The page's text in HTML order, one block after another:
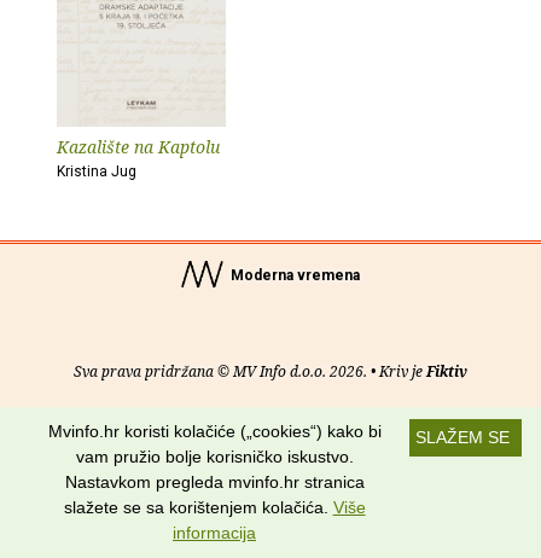
Kazalište na Kaptolu
Kristina Jug
Moderna vremena
Sva prava pridržana © MV Info d.o.o. 2026. • Kriv jeFiktiv
RSS kanali
Potraži nas na:
SLAŽEM SE
Mvinfo.hr koristi kolačiće („cookies“) kako bi
vam pružio bolje korisničko iskustvo.
Nastavkom pregleda mvinfo.hr stranica
slažete se sa korištenjem kolačića. Više
informacija